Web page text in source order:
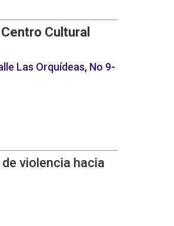
Cultural
Las Orquídeas, No 9-
violencia hacia